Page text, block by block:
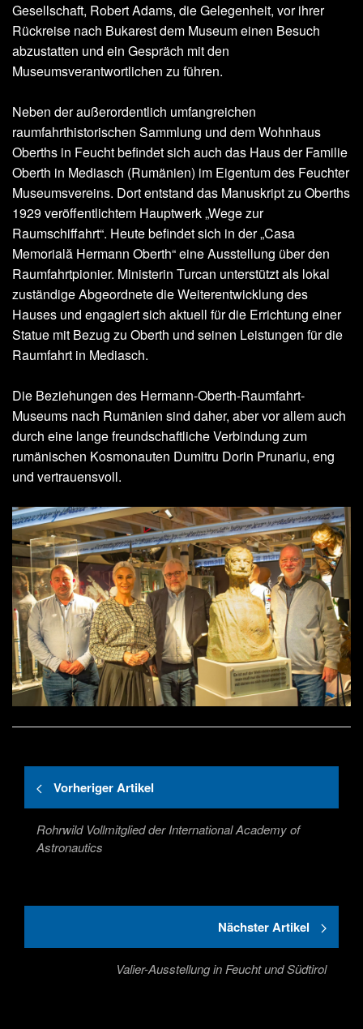
Gesellschaft, Robert Adams, die Gelegenheit, vor ihrer
Rückreise nach Bukarest dem Museum einen Besuch
abzustatten und ein Gespräch mit den
Museumsverantwortlichen zu führen.
Neben der außerordentlich umfangreichen
raumfahrthistorischen Sammlung und dem Wohnhaus
Oberths in Feucht befindet sich auch das Haus der Familie
Oberth in Mediasch (Rumänien) im Eigentum des Feuchter
Museumsvereins. Dort entstand das Manuskript zu Oberths
1929 veröffentlichtem Hauptwerk „Wege zur
Raumschiffahrt“. Heute befindet sich in der „Casa
Memorială Hermann Oberth“ eine Ausstellung über den
Raumfahrtpionier. Ministerin Turcan unterstützt als lokal
zuständige Abgeordnete die Weiterentwicklung des
Hauses und engagiert sich aktuell für die Errichtung einer
Statue mit Bezug zu Oberth und seinen Leistungen für die
Raumfahrt in Mediasch.
Die Beziehungen des Hermann-Oberth-Raumfahrt-
Museums nach Rumänien sind daher, aber vor allem auch
durch eine lange freundschaftliche Verbindung zum
rumänischen Kosmonauten Dumitru Dorin Prunariu, eng
und vertrauensvoll.
Vorheriger Artikel
Rohrwild Vollmitglied der International Academy of
Astronautics
Nächster Artikel
Valier-Ausstellung in Feucht und Südtirol